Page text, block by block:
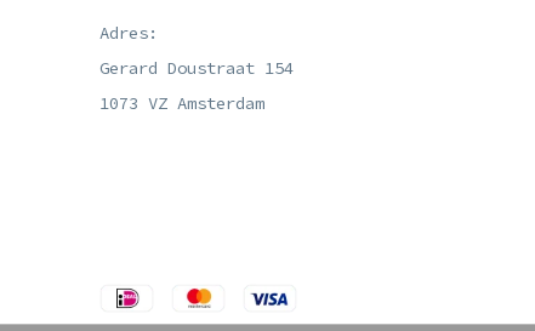
Adres:
Gerard Doustraat 154
1073 VZ Amsterdam